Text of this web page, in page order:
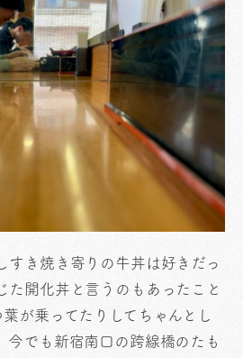
すき焼き寄りの牛丼は好きだっ
た開化丼と言うのもあったこと
葉が乗ってたりしてちゃんとし
今でも新宿南口の跨線橋のたも